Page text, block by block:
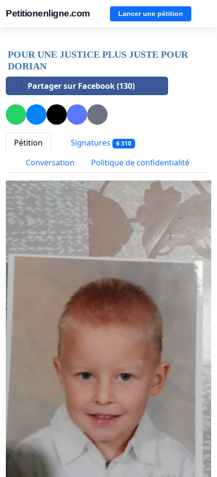
Petitionenligne.com Lancer une pétition
POUR UNE JUSTICE PLUS JUSTE POUR
DORIAN
Partager sur Facebook (130)
Pétition Signatures 6 310
Conversation Politique de confidentialité